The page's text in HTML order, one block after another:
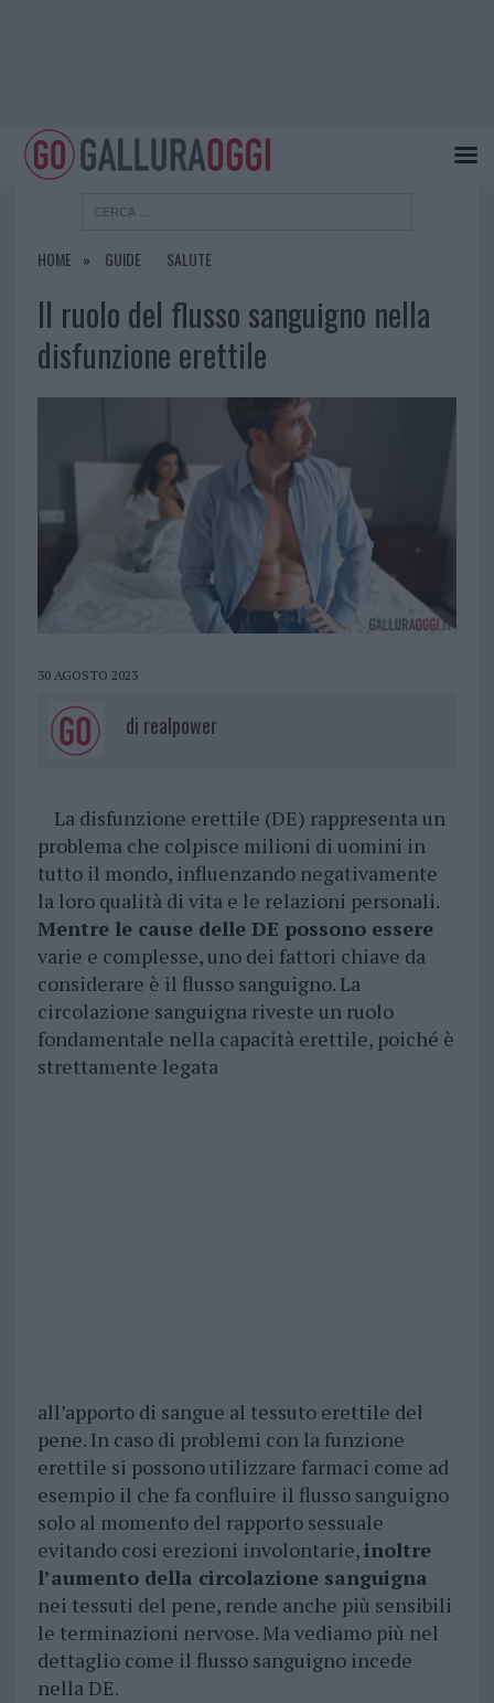
HOME GUIDE SALUTE
Il ruolo del flusso sanguigno nella
disfunzione erettile
30 AGOSTO 2023
di realpower
La disfunzione erettile (DE) rappresenta un
problema che colpisce milioni di uomini in
tutto il mondo, influenzando negativamente
la loro qualità di vita e le relazioni personali.
Mentre le cause delle DE possono essere
varie e complesse, uno dei fattori chiave da
considerare è il flusso sanguigno. La
circolazione sanguigna riveste un ruolo
fondamentale nella capacità erettile, poiché è
strettamente legata
all’apporto di sangue al tessuto erettile del
pene. In caso di problemi con la funzione
erettile si possono utilizzare farmaci come ad
esempio il che fa confluire il flusso sanguigno
solo al momento del rapporto sessuale
evitando cosi erezioni involontarie,inoltre
l’aumento della circolazione sanguigna
nei tessuti del pene, rende anche più sensibili
le terminazioni nervose. Ma vediamo più nel
dettaglio come il flusso sanguigno incede
nella DE.